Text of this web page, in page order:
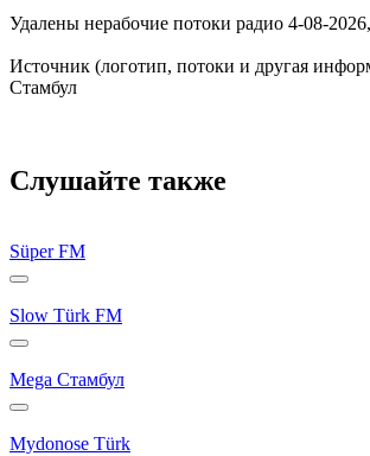
Удалены нерабочие потоки радио 4-08-
Источник (логотип, потоки и другая
Стамбул
Слушайте также
Süper FM
Slow Türk FM
Mega Стамбул
Mydonose Türk